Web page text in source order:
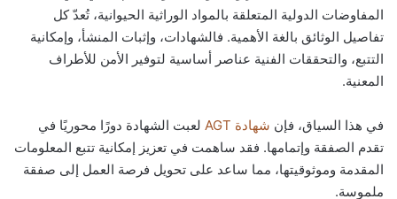
المفاوضات الدولية المتعلقة بالمواد الوراثية الحيوانية، تُعدّ كل
تفاصيل الوثائق بالغة الأهمية. فالشهادات، وإثبات المنشأ، وإمكانية
التتبع، والتحققات الفنية عناصر أساسية لتوفير الأمن للأطراف
المعنية.
في هذا السياق، فإن شهادة AGT
لعبت الشهادة دورًا محوريًا في
تقدم الصفقة وإتمامها. فقد ساهمت في تعزيز إمكانية تتبع المعلومات
المقدمة وموثوقيتها، مما ساعد على تحويل فرصة العمل إلى صفقة
ملموسة.